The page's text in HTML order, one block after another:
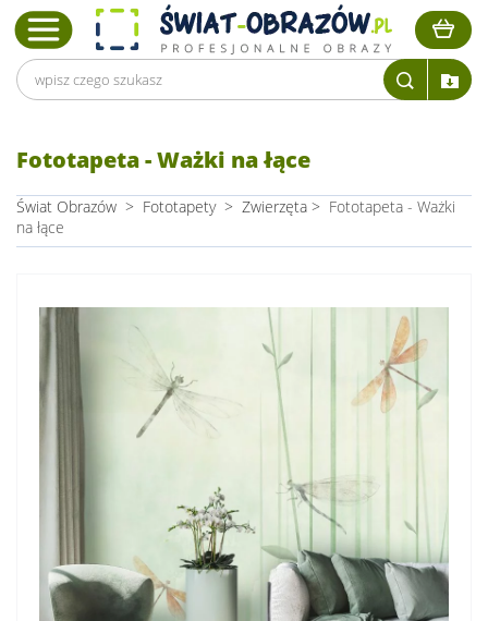
Fototapeta - Ważki na łące
Świat Obrazów > Fototapety > Zwierzęta > Fototapeta - Ważki
na łące